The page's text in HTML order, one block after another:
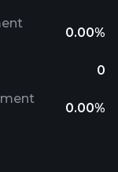
0.00%
0
0.00%